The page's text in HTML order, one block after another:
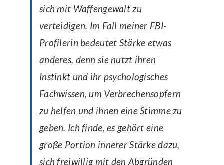
sich mit Waffengewalt zu
verteidigen. Im Fall meiner FBI-
Profilerin bedeutet Stärke etwas
anderes, denn sie nutzt ihren
Instinkt und ihr psychologisches
Fachwissen, um Verbrechensopfern
zu helfen und ihnen eine Stimme zu
geben. Ich finde, es gehört eine
große Portion innerer Stärke dazu,
sich freiwillig mit den Abgründen